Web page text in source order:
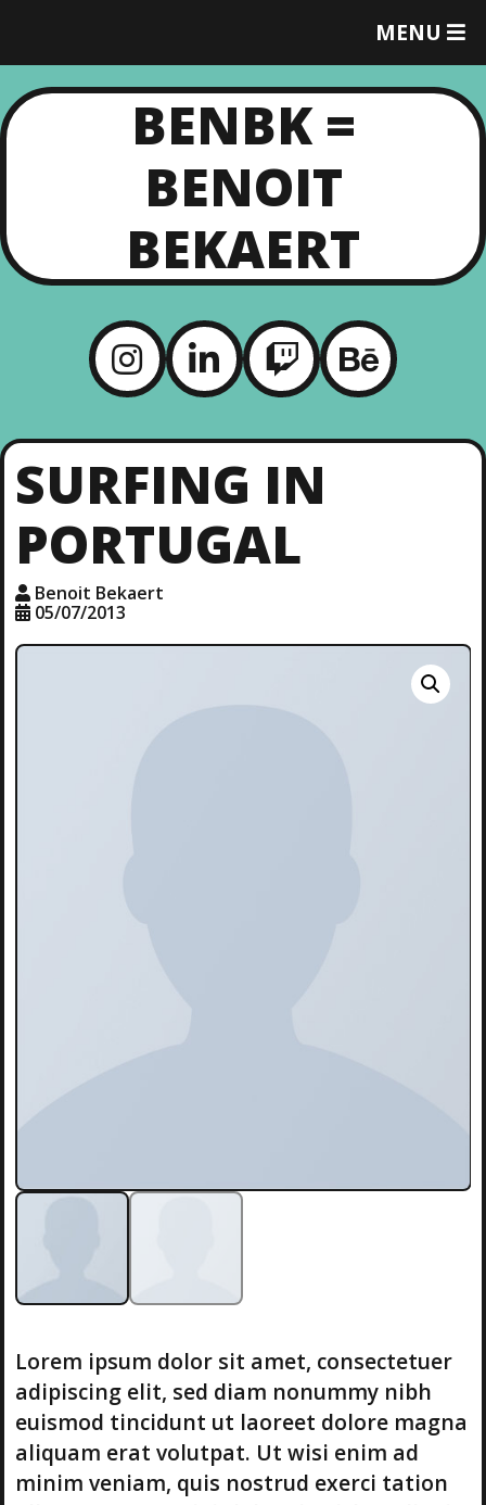
MENU
T
G
L
U
BENBK =
BENOIT
BEKAERT
SURFING IN
PORTUGAL
Benoit Bekaert
05/07/2013
Lorem ipsum dolor sit amet, consectetuer
adipiscing elit, sed diam nonummy nibh
euismod tincidunt ut laoreet dolore magna
aliquam erat volutpat. Ut wisi enim ad
minim veniam, quis nostrud exerci tation